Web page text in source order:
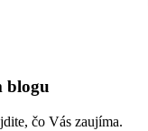
blogu
čo Vás zaujíma.